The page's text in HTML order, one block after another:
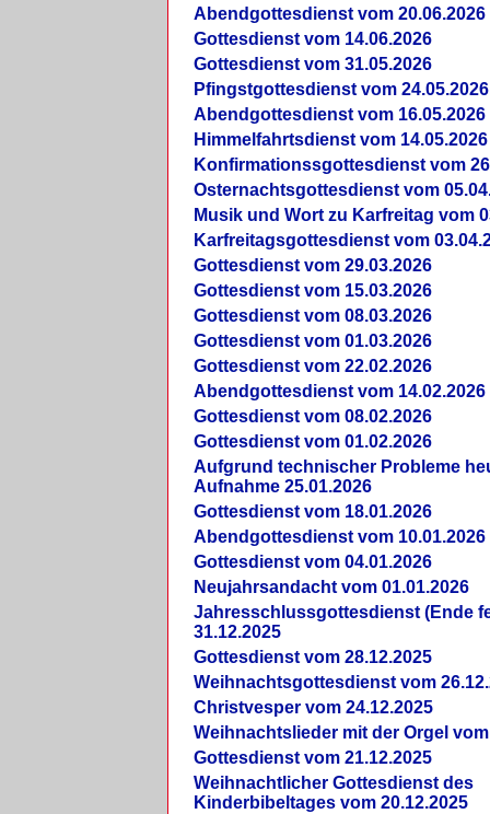
Abendgottesdienst vom 20.06.2026
Gottesdienst vom 14.06.2026
Gottesdienst vom 31.05.2026
Pfingstgottesdienst vom 24.05.2026
Abendgottesdienst vom 16.05.2026
Himmelfahrtsdienst vom 14.05.2026
Konfirmationssgottesdienst vom
Osternachtsgottesdienst vom
Musik und Wort zu Karfreitag vom
Karfreitagsgottesdienst vom
Gottesdienst vom 29.03.2026
Gottesdienst vom 15.03.2026
Gottesdienst vom 08.03.2026
Gottesdienst vom 01.03.2026
Gottesdienst vom 22.02.2026
Abendgottesdienst vom 14.02.2026
Gottesdienst vom 08.02.2026
Gottesdienst vom 01.02.2026
Aufgrund technischer Probleme
Aufnahme 25.01.2026
Gottesdienst vom 18.01.2026
Abendgottesdienst vom 10.01.2026
Gottesdienst vom 04.01.2026
Neujahrsandacht vom 01.01.2026
Jahresschlussgottesdienst (Ende
31.12.2025
Gottesdienst vom 28.12.2025
Weihnachtsgottesdienst vom
Christvesper vom 24.12.2025
Weihnachtslieder mit der Orgel vom
Gottesdienst vom 21.12.2025
Weihnachtlicher Gottesdienst des
Kinderbibeltages vom 20.12.2025